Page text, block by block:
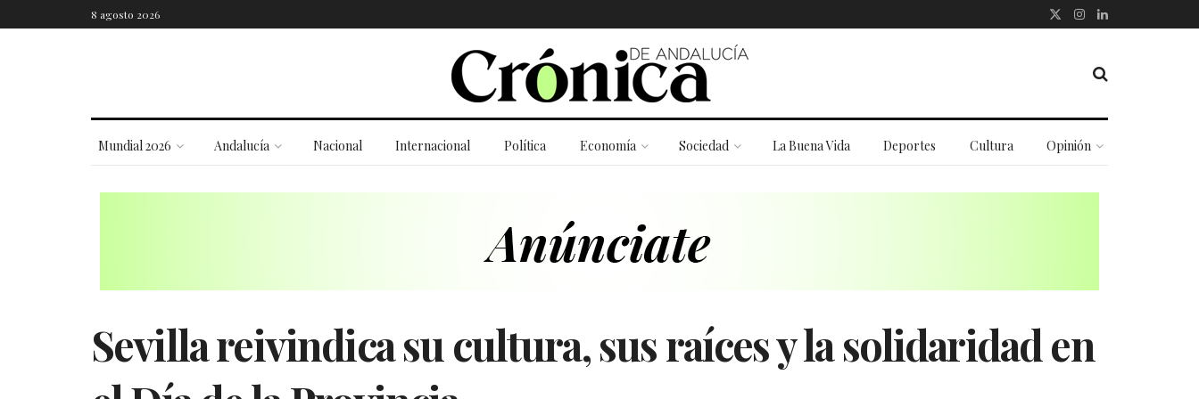
8 agosto 2026
Mundial 2026 Andalucía Nacional Internacional Política Economía Sociedad La Buena Vida Deportes Cultura Opinión
Sevilla reivindica su cultura, sus raíces y la solidaridad en